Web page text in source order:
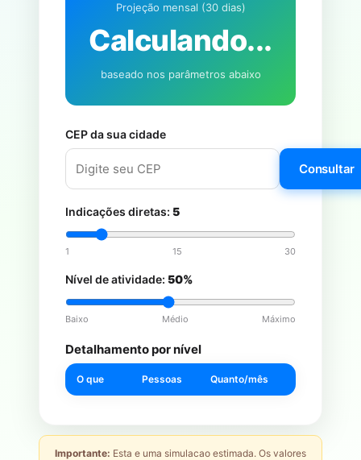
Projeção mensal (30 dias)
Calculando...
baseado nos parâmetros abaixo
CEP da sua cidade
Consultar
Indicações diretas: 5
1 15 30
Nível de atividade: 50%
Baixo Médio Máximo
Detalhamento por nível
O que Pessoas Quanto/mês
Importante: Esta e uma simulacao estimada. Os valores